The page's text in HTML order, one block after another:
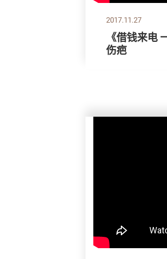
2017.11.27
《借钱来电
伤疤